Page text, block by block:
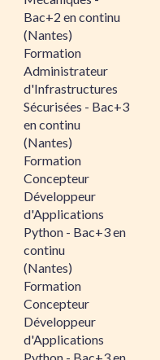
Bac+2 en continu
(Nantes)
Formation
Administrateur
d'Infrastructures
Sécurisées - Bac+3
en continu
(Nantes)
Formation
Concepteur
Développeur
d'Applications
Python - Bac+3 en
continu
(Nantes)
Formation
Concepteur
Développeur
d'Applications